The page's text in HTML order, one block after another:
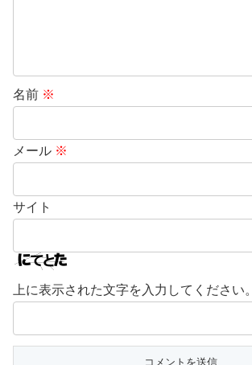
名前 ※
メール ※
サイト
上に表示された文字を入力してください。